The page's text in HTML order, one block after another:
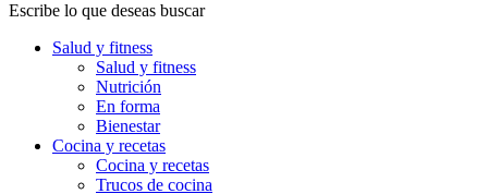
Escribe lo que deseas buscar
Salud y fitness
Salud y fitness
Nutrición
En forma
Bienestar
Cocina y recetas
Cocina y recetas
Trucos de cocina